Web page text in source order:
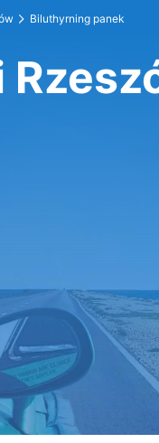
Biluthyrning panek